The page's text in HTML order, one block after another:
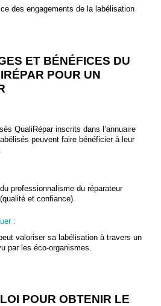
des engagements de la labélisation
ET BÉNÉFICES DU
POUR UN
QualiRépar inscrits dans l’annuaire
peuvent faire bénéficier à leur
professionnalisme du réparateur
et confiance).
:
valoriser sa labélisation à travers un
par les éco-organismes.
POUR OBTENIR LE